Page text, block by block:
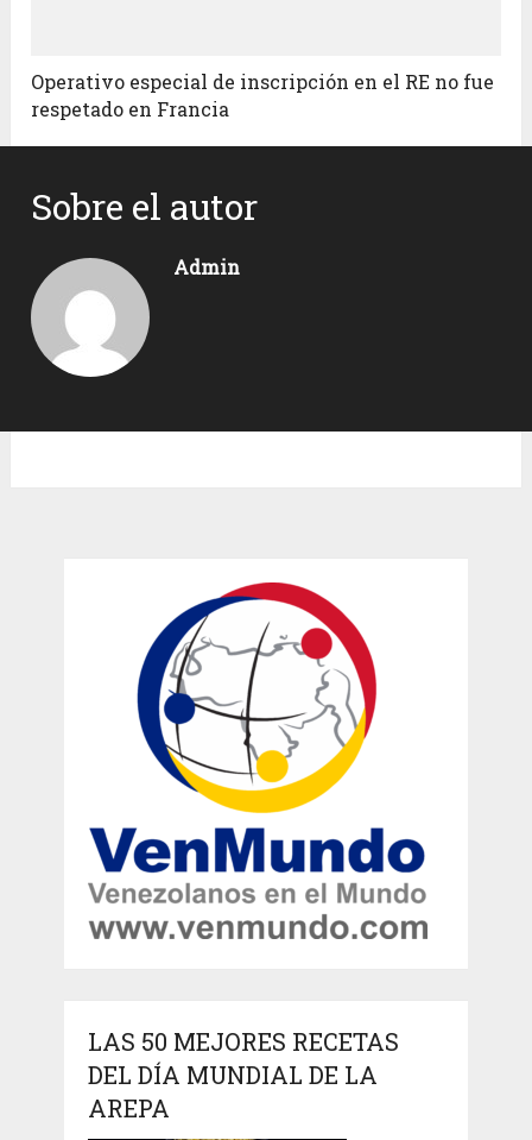
Operativo especial de inscripción en el RE no fue
respetado en Francia
Sobre el autor
Admin
LAS 50 MEJORES RECETAS
DEL DÍA MUNDIAL DE LA
AREPA